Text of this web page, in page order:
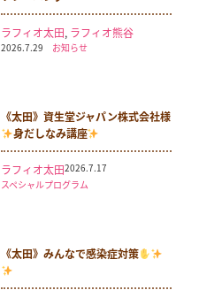
ラフィオ太田, ラフィオ熊谷
2026.7.29 お知らせ
《太田》資生堂ジャパン株式会社様
身だしなみ講座
ラフィオ太田2026.7.17
スペシャルプログラム
《太田》みんなで感染症対策